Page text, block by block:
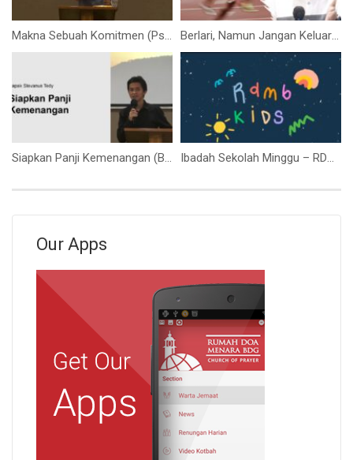
Makna Sebuah Komitmen (Ps.Isaac Gunawan) Berlari, Namun Jangan Keluar Dari Track! (Bpk. Yohanes Marbun)
Siapkan Panji Kemenangan (Bapak Stevanus Tedy) Ibadah Sekolah Minggu – RDMB Junior 4 Oktober 2020
Our Apps